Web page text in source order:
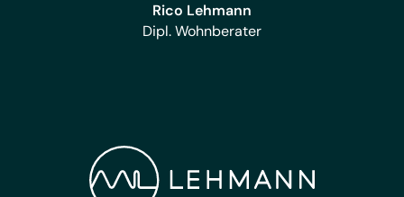
Rico Lehmann
Dipl. Wohnberater